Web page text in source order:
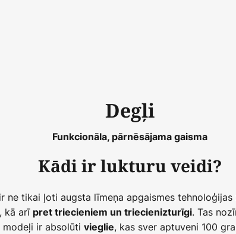
Degļi
Funkcionāla, pārnēsājama gaisma
Kādi ir lukturu veidi?
tikai ļoti augsta līmeņa apgaismes
, kā arī pret triecieniem un triecienizturīgi. Tas
ir absolūti vieglie, kas sver aptuveni 100